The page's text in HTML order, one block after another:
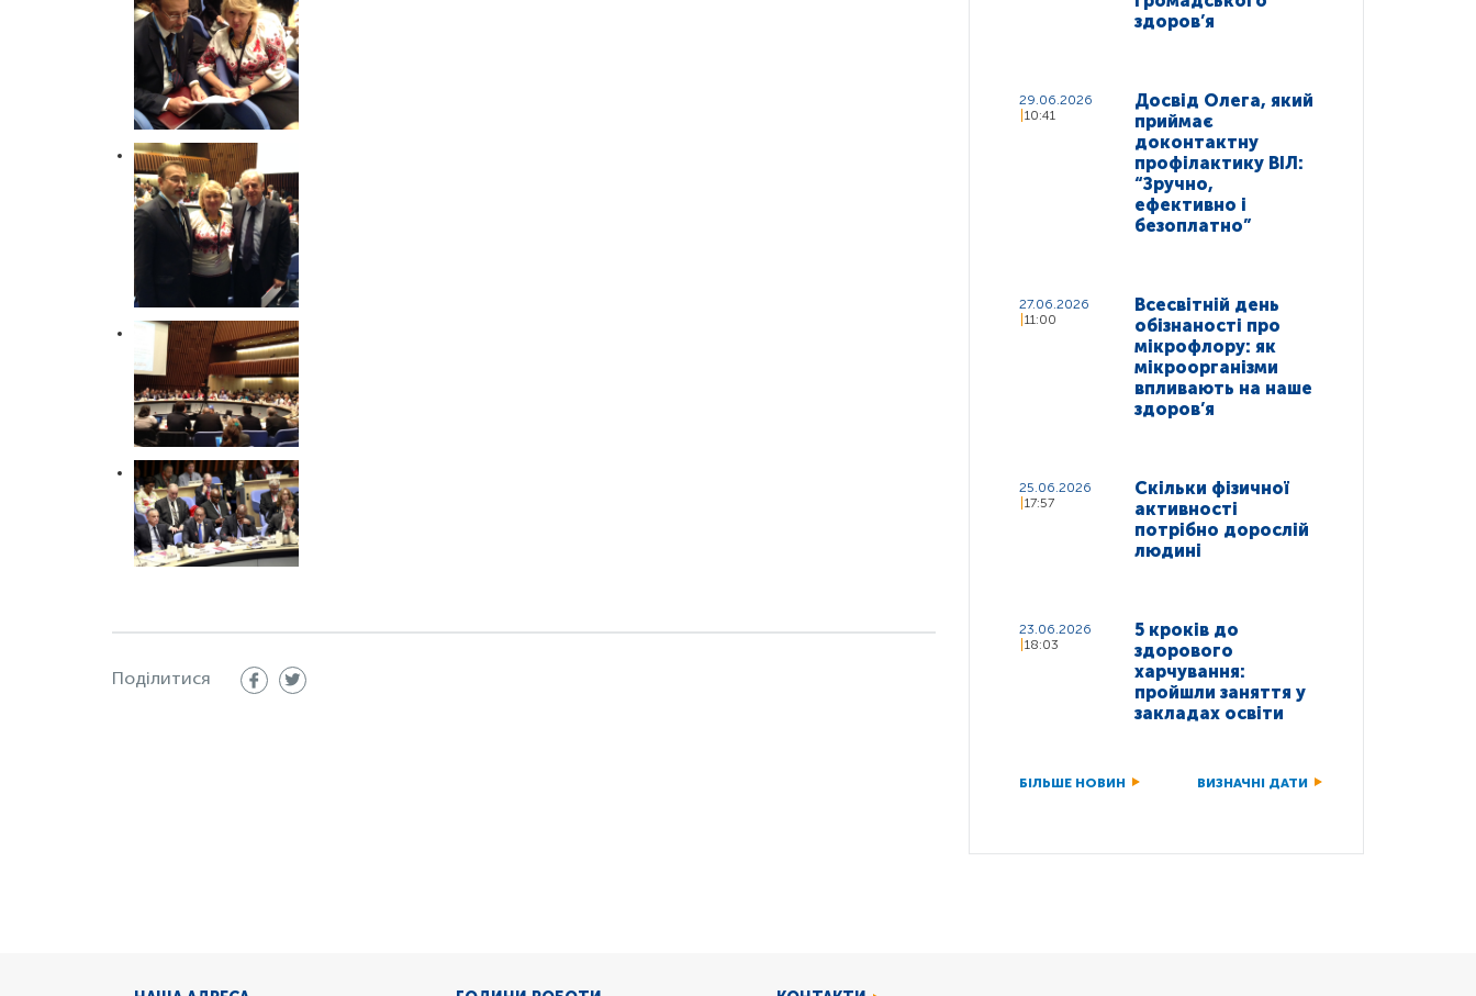
Поділитися
здоров’я
29.06.2026
10:41
Досвід Олега, який
приймає
доконтактну
профілактику ВІЛ:
“Зручно,
ефективно і
безоплатно”
27.06.2026
11:00
Всесвітній день
обізнаності про
мікрофлору: як
мікроорганізми
впливають на наше
здоров’я
25.06.2026
17:57
Скільки фізичної
активності
потрібно дорослій
людині
23.06.2026
18:03
5 кроків до
здорового
харчування:
пройшли заняття у
закладах освіти
БІЛЬШЕ НОВИН ВИЗНАЧНІ ДАТИ